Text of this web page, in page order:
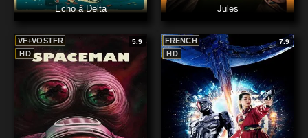
Echo à Delta Jules
HD
VF+VOSTFR 5.9
HD
FRENCH 7.9